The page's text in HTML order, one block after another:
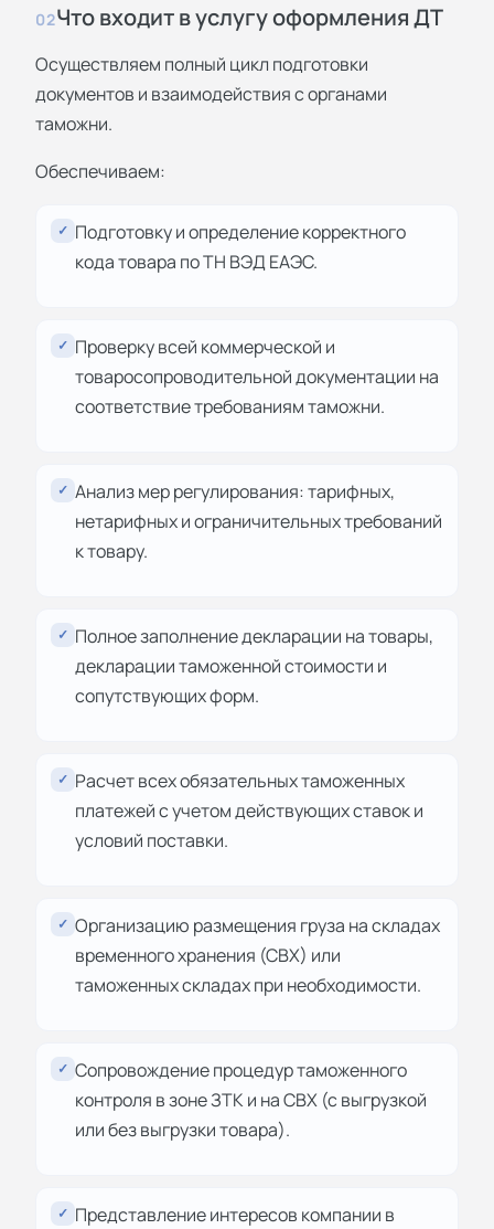
02Что входит в услугу оформления ДТ
Осуществляем полный цикл подготовки
документов и взаимодействия с органами
таможни.
Обеспечиваем:
✓ Подготовку и определение корректного
кода товара по ТН ВЭД ЕАЭС.
✓ Проверку всей коммерческой и
товаросопроводительной документации на
соответствие требованиям таможни.
✓ Анализ мер регулирования: тарифных,
нетарифных и ограничительных требований
к товару.
✓ Полное заполнение декларации на товары,
декларации таможенной стоимости и
сопутствующих форм.
✓ Расчет всех обязательных таможенных
платежей с учетом действующих ставок и
условий поставки.
✓ Организацию размещения груза на складах
временного хранения (СВХ) или
таможенных складах при необходимости.
✓ Сопровождение процедур таможенного
контроля в зоне ЗТК и на СВХ (с выгрузкой
или без выгрузки товара).
✓ Представление интересов компании в